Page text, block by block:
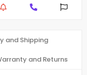
and Shipping
and Returns